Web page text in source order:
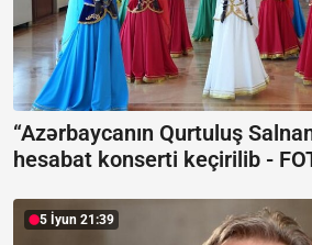
“Azərbaycanın Qurtuluş
hesabat konserti keçirilib -
5 İyun 21:39